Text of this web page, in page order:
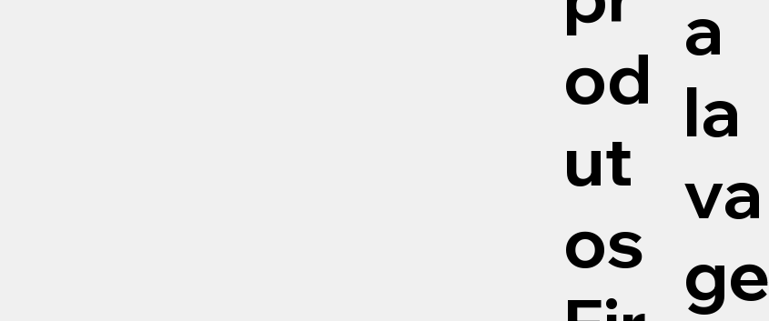
od
ut
os
a
la
va
ge